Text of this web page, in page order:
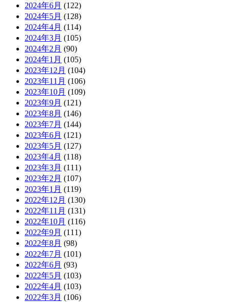
2024年6月 (122)
2024年5月 (128)
2024年4月 (114)
2024年3月 (105)
2024年2月 (90)
2024年1月 (105)
2023年12月 (104)
2023年11月 (106)
2023年10月 (109)
2023年9月 (121)
2023年8月 (146)
2023年7月 (144)
2023年6月 (121)
2023年5月 (127)
2023年4月 (118)
2023年3月 (111)
2023年2月 (107)
2023年1月 (119)
2022年12月 (130)
2022年11月 (131)
2022年10月 (116)
2022年9月 (111)
2022年8月 (98)
2022年7月 (101)
2022年6月 (93)
2022年5月 (103)
2022年4月 (103)
2022年3月 (106)